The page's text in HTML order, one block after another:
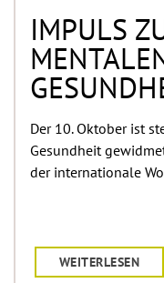
IMPULS
Der 10. Oktober ist
Gesundheit
der internationale
WEITERLESEN